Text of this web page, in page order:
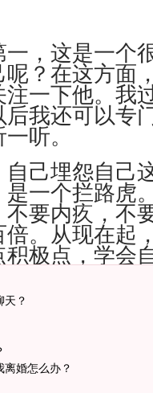
，这是一个
？在这方面
一下他。我
我还可以专
听。
己埋怨自己
一个拦路虎
要内疚，不
。从现在起
极点，学会
？
婚怎么办？